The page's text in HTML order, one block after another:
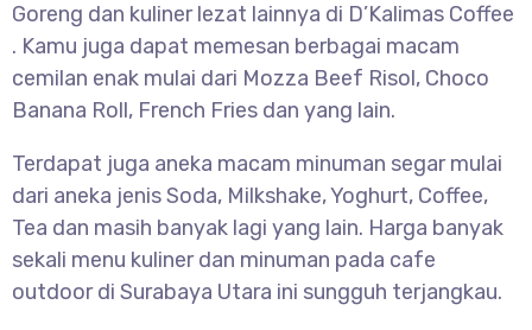
Goreng dan kuliner lezat lainnya di D’Kalimas Coffee
. Kamu juga dapat memesan berbagai macam
cemilan enak mulai dari Mozza Beef Risol, Choco
Banana Roll, French Fries dan yang lain.
Terdapat juga aneka macam minuman segar mulai
dari aneka jenis Soda, Milkshake, Yoghurt, Coffee,
Tea dan masih banyak lagi yang lain. Harga banyak
sekali menu kuliner dan minuman pada cafe
outdoor di Surabaya Utara ini sungguh terjangkau.